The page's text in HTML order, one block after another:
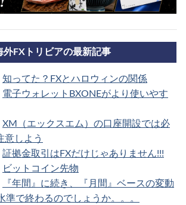
外FXトリビアの最新記事
知ってた？FXとハロウィンの関係
電子ウォレットBXONEがより使いやす
XM（エックスエム）の口座開設では必
意しよう
証拠金取引はFXだけじゃありません!!!
ビットコイン先物
『年間』に続き、『月間』ベースの変動
準で終わるのでしょうか。。。